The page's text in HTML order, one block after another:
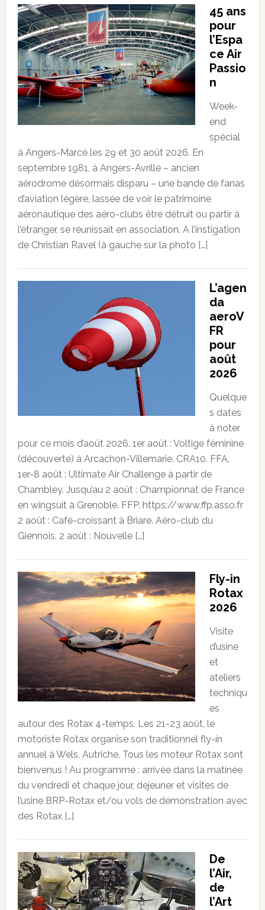
45 ans
pour
l’Espa
ce Air
Passio
n
Week-
end
spécial
à Angers-Marcé les 29 et 30 août 2026. En
septembre 1981, à Angers-Avrillé – ancien
aérodrome désormais disparu – une bande de fanas
d’aviation légère, lassée de voir le patrimoine
aéronautique des aéro-clubs être détruit ou partir à
l’étranger, se réunissait en association. A l’instigation
de Christian Ravel (à gauche sur la photo […]
L’agen
da
aeroV
FR
pour
août
2026
Quelque
s dates
à noter
pour ce mois d’août 2026. 1er août : Voltige féminine
(découverte) à Arcachon-Villemarie. CRA10. FFA.
1er-8 août : Ultimate Air Challenge à partir de
Chambley. Jusqu’au 2 août : Championnat de France
en wingsuit à Grenoble. FFP. https://www.ffp.asso.fr
2 août : Café-croissant à Briare. Aéro-club du
Giennois. 2 août : Nouvelle […]
Fly-in
Rotax
2026
Visite
d’usine
et
ateliers
techniqu
es
autour des Rotax 4-temps. Les 21-23 août, le
motoriste Rotax organise son traditionnel fly-in
annuel à Wels, Autriche. Tous les moteur Rotax sont
bienvenus ! Au programme : arrivée dans la matinée
du vendredi et chaque jour, dejeuner et visites de
l’usine BRP-Rotax et/ou vols de démonstration avec
des Rotax […]
De
l’Air,
de
l’Art